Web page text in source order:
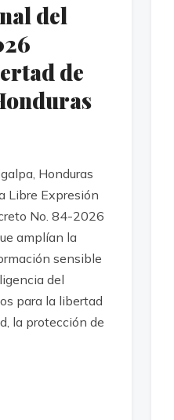
del
de
Honduras
Libre Expresión
No. 84-2026
amplían la
sensible
del
para la libertad
la protección de